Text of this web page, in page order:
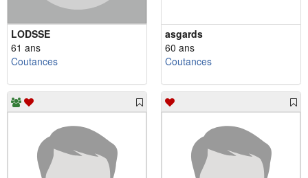
LODSSE
61 ans
Coutances
asgards
60 ans
Coutances